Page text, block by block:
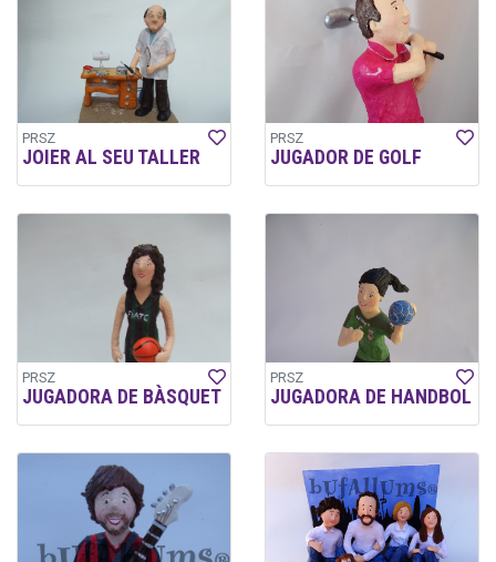
PRSZ
JOIER AL SEU TALLER
PRSZ
JUGADOR DE GOLF
PRSZ
JUGADORA DE BÀSQUET
PRSZ
JUGADORA DE HANDBOL